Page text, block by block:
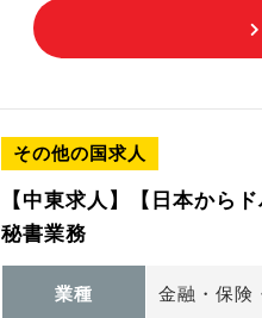
その他の国求人
【中東求人】【日本から
秘書業務
業種 金融・保険